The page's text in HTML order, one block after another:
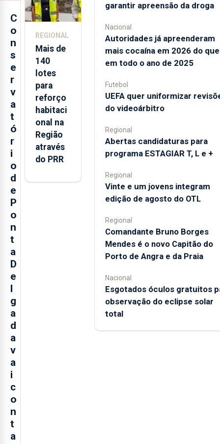
C
o
n
s
e
r
v
a
t
ó
r
i
o
d
e
P
o
n
t
a
D
e
l
g
a
d
a
v
a
i
c
o
n
t
a
REGIONAL
Mais de
140
lotes
para
reforço
habitaci
onal na
Região
através
do PRR
garantir apreensão da droga
Nacional
Autoridades já apreenderam
mais cocaína em 2026 do que
em todo o ano de 2025
Futebol
UEFA quer uniformizar
do videoárbitro
Regional
Abertas candidaturas para
programa ESTAGIAR T, L e +
Regional
Vinte e um jovens integram
edição de agosto do OTL
Regional
Comandante Bruno Borges
Mendes é o novo Capitão do
Porto de Angra e da Praia
Nacional
Esgotados óculos gratuitos
observação do eclipse solar
total